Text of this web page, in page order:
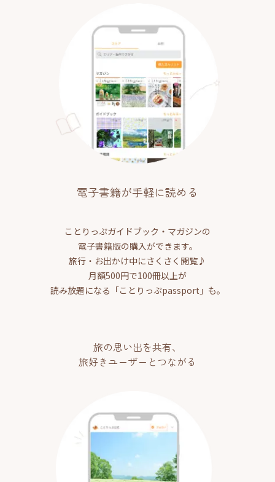
電子書籍が手軽に読める
ことりっぷガイドブック・マガジンの
電子書籍版の購入ができます。
旅行・お出かけ中にさくさく閲覧♪
月額500円で100冊以上が
読み放題になる「ことりっぷpassport」も。
旅の思い出を共有、
旅好きユーザーとつながる